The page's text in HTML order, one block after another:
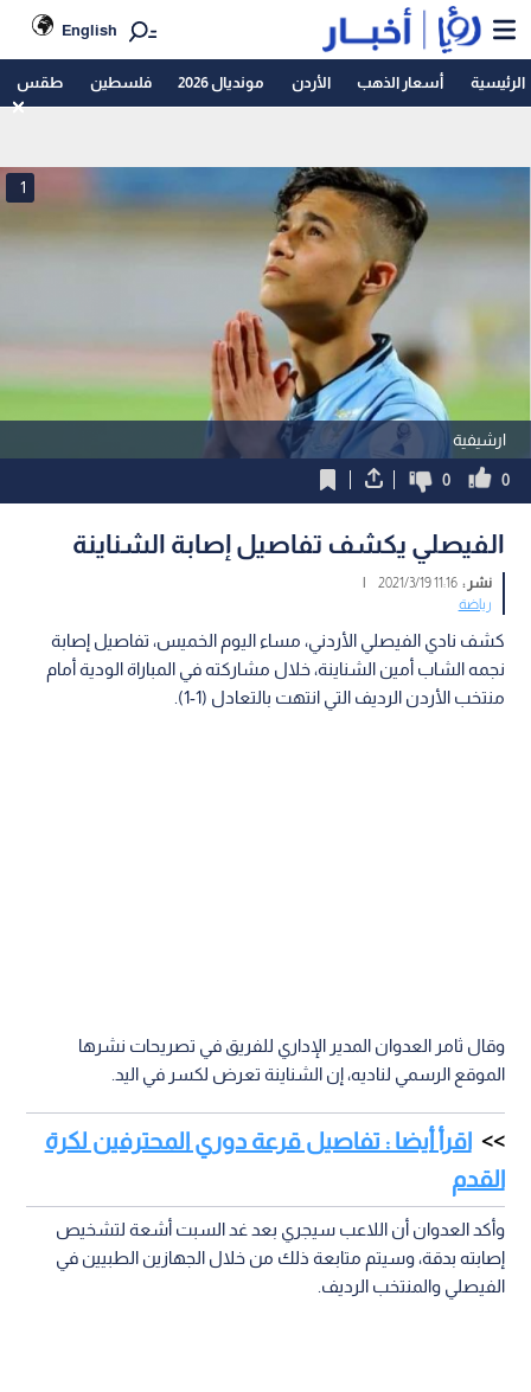
English
الرئيسية أسعار الذهب الأردن مونديال 2026 فلسطين طقس
ارشيفية
1
0
0
الفيصلي يكشف تفاصيل إصابة الشناينة
نشر :11:16 2021/3/19
|
رياضة
كشف نادي الفيصلي الأردني، مساء اليوم الخميس، تفاصيل إصابة
نجمه الشاب أمين الشناينة، خلال مشاركته في المباراة الودية أمام
منتخب الأردن الرديف التي انتهت بالتعادل (1-1).
وقال ثامر العدوان المدير الإداري للفريق في تصريحات نشرها
الموقع الرسمي لناديه، إن الشناينة تعرض لكسر في اليد.
اقرأ أيضا : تفاصيل قرعة دوري المحترفين لكرة
القدم
وأكد العدوان أن اللاعب سيجري بعد غد السبت أشعة لتشخيص
إصابته بدقة، وسيتم متابعة ذلك من خلال الجهازين الطبيين في
الفيصلي والمنتخب الرديف.